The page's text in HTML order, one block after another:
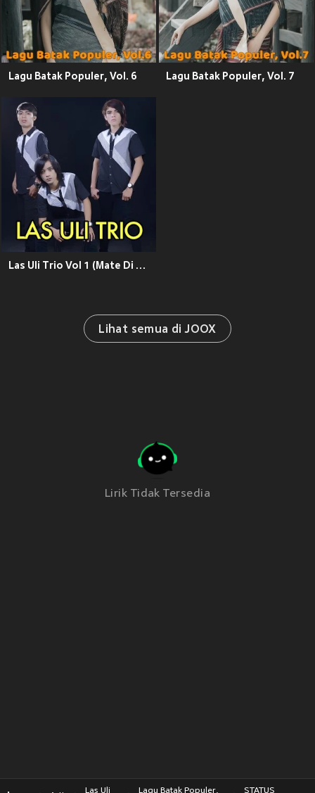
Lagu Batak Populer, Vol. 6 Lagu Batak Populer, Vol. 7
Las Uli Trio Vol 1 (Mate Di Ho Cintaki)
Lihat semua di JOOX
Lirik Tidak Tersedia
Las Uli Lagu Batak Populer, STATUS